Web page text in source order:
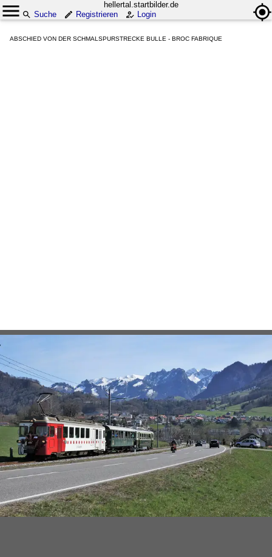
hellertal.startbilder.de
Suche
Registrieren Login
ABSCHIED VON DER SCHMALSPURSTRECKE BULLE - BROC FABRIQUE